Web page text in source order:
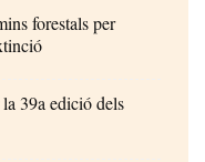
forestals per
39a edició dels